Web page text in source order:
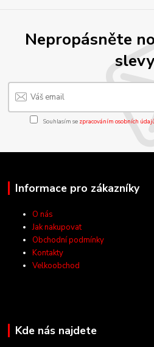
Nepropásněte
Souhlasím se zpracováním osobních
Informace pro zákazníky
O nás
Jak nakupovat
Obchodní podmínky
Kontakty
Velkoobchod
Kde nás najdete